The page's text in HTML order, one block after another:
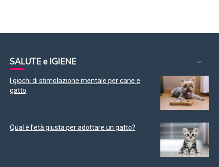
SALUTE e IGIENE
I giochi di stimolazione mentale per cane e
gatto
Qual è l’età giusta per adottare un gatto?